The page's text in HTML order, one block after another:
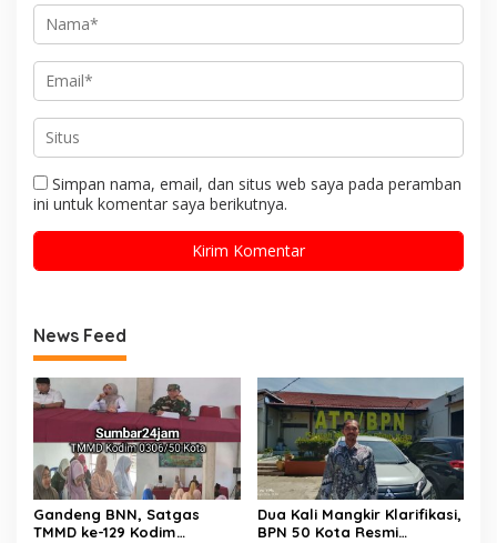
Simpan nama, email, dan situs web saya pada peramban
ini untuk komentar saya berikutnya.
News Feed
Gandeng BNN, Satgas
TMMD ke-129 Kodim
Dua Kali Mangkir Klarifikasi,
BPN 50 Kota Resmi